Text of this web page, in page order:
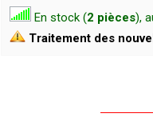
En stock (2 pièces),
Traitement des